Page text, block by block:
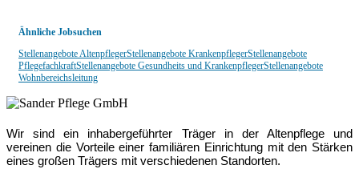
Ähnliche Jobsuchen
Stellenangebote AltenpflegerStellenangebote KrankenpflegerStellenangebote
PflegefachkraftStellenangebote Gesundheits und KrankenpflegerStellenangebote
Wohnbereichsleitung
Wir sind ein inhabergeführter Träger in der Altenpflege und
vereinen die Vorteile einer familiären Einrichtung mit den Stärken
eines großen Trägers mit verschiedenen Standorten.